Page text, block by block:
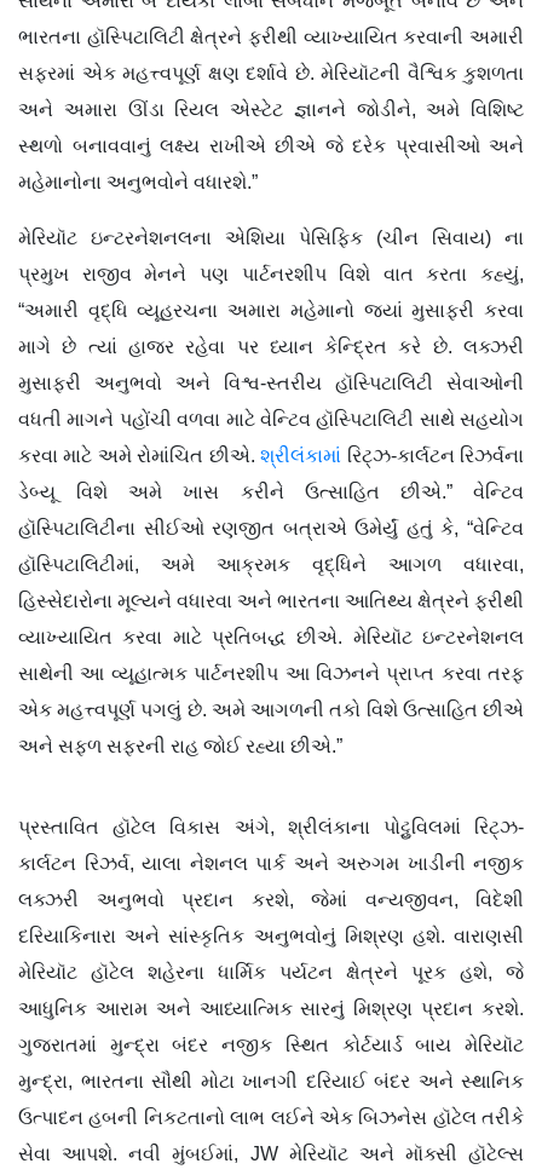
ભારતના હૉસ્પિટાલિટી ક્ષેત્રને ફરીથી વ્યાખ્યાયિત કરવાની અમારી
સફરમાં એક મહત્ત્વપૂર્ણ ક્ષણ દર્શાવે છે. મેરિયૉટની વૈશ્વિક કુશળતા
અને અમારા ઊંડા રિયલ એસ્ટેટ જ્ઞાનને જોડીને, અમે વિશિષ્ટ
સ્થળો બનાવવાનું લક્ષ્ય રાખીએ છીએ જે દરેક પ્રવાસીઓ અને
મહેમાનોના અનુભવોને વધારશે.”
મેરિયૉટ ઇન્ટરનેશનલના એશિયા પેસિફિક (ચીન સિવાય) ના
પ્રમુખ રાજીવ મેનને પણ પાર્ટનરશીપ વિશે વાત કરતા કહ્યું,
“અમારી વૃદ્ધિ વ્યૂહરચના અમારા મહેમાનો જ્યાં મુસાફરી કરવા
માગે છે ત્યાં હાજર રહેવા પર ધ્યાન કેન્દ્રિત કરે છે. લક્ઝરી
મુસાફરી અનુભવો અને વિશ્વ-સ્તરીય હૉસ્પિટાલિટી સેવાઓની
વધતી માગને પહોંચી વળવા માટે વેન્ટિવ હૉસ્પિટાલિટી સાથે સહયોગ
કરવા માટે અમે રોમાંચિત છીએ.શ્રીલંકામાં રિટ્ઝ-કાર્લટન રિઝર્વના
ડેબ્યૂ વિશે અમે ખાસ કરીને ઉત્સાહિત છીએ.” વેન્ટિવ
હૉસ્પિટાલિટીના સીઈઓ રણજીત બત્રાએ ઉમેર્યું હતું કે, “વેન્ટિવ
હૉસ્પિટાલિટીમાં, અમે આક્રમક વૃદ્ધિને આગળ વધારવા,
હિસ્સેદારોના મૂલ્યને વધારવા અને ભારતના આતિથ્ય ક્ષેત્રને ફરીથી
વ્યાખ્યાયિત કરવા માટે પ્રતિબદ્ધ છીએ. મેરિયૉટ ઇન્ટરનેશનલ
સાથેની આ વ્યૂહાત્મક પાર્ટનરશીપ આ વિઝનને પ્રાપ્ત કરવા તરફ
એક મહત્ત્વપૂર્ણ પગલું છે. અમે આગળની તકો વિશે ઉત્સાહિત છીએ
અને સફળ સફરની રાહ જોઈ રહ્યા છીએ.”
પ્રસ્તાવિત હૉટેલ વિકાસ અંગે, શ્રીલંકાના પોટ્ટુવિલમાં રિટ્ઝ-
કાર્લટન રિઝર્વ, યાલા નેશનલ પાર્ક અને અરુગમ ખાડીની નજીક
લક્ઝરી અનુભવો પ્રદાન કરશે, જેમાં વન્યજીવન, વિદેશી
દરિયાકિનારા અને સાંસ્કૃતિક અનુભવોનું મિશ્રણ હશે. વારાણસી
મેરિયૉટ હૉટેલ શહેરના ધાર્મિક પર્યટન ક્ષેત્રને પૂરક હશે, જે
આધુનિક આરામ અને આધ્યાત્મિક સારનું મિશ્રણ પ્રદાન કરશે.
ગુજરાતમાં મુન્દ્રા બંદર નજીક સ્થિત કોર્ટયાર્ડ બાય મેરિયૉટ
મુન્દ્રા, ભારતના સૌથી મોટા ખાનગી દરિયાઈ બંદર અને સ્થાનિક
ઉત્પાદન હબની નિકટતાનો લાભ લઈને એક બિઝનેસ હૉટેલ તરીકે
સેવા આપશે. નવી મુંબઈમાં, JW મેરિયૉટ અને મૉક્સી હૉટેલ્સ